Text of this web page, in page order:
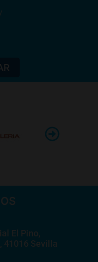
El Pino,
41016 Sevilla